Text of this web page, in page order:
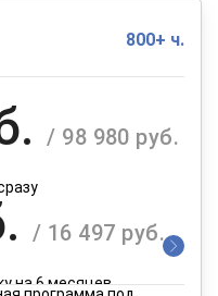
800+ ч.
/ 98 980 руб.
/ 16 497 руб.
на 6 месяцев